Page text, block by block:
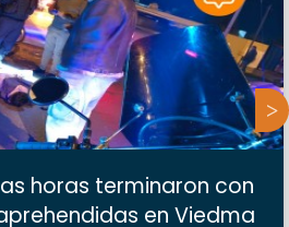
horas terminaron con
en Viedma